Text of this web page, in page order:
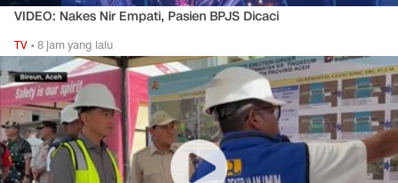
VIDEO: Nakes Nir Empati, Pasien BPJS Dicaci
TV •8 jam yang lalu